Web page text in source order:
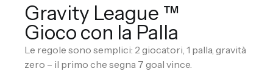
Gravity League ™
Gioco con la Palla
Le regole sono semplici: 2 giocatori, 1 palla, gravità
zero – il primo che segna 7 goal vince.